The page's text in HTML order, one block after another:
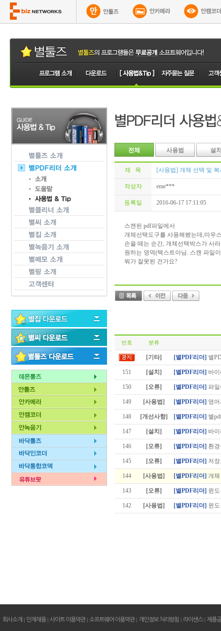
전체 사용법 설
제 목 [사용법] 개체 선택 및
작성자 eme***
등록일 2016-06-17 17:11:05
스캔된 pdf파일에서
개체선택도구를 사용해봤는데,마우
손을 떼는 순간, 개체선택박스가 사
원하는 영역(텍스트아님. 스캔 파일
뭐가 잘못된 건가요?
번호 분류
[기타] [별PDF리더] 별
151 [설치] [별PDF리더] 바
150 [오류] [별PDF리더] 파
149 [사용법] [별PDF리더] 영
148 [개선사항] [별PDF리더] 별
147 [설치] [별PDF리더] 바
146 [오류] [별PDF리더] 환
145 [오류] [별PDF리더] 저
144 [사용법] [별PDF리더] 개
143 [오류] [별PDF리더] 윈
142 [사용법] [별PDF리더] 윈
회사소개 | 인재채용| 사이트 이용약관| 소프트웨어 이용약관| 개인정보 처리방침 | 라이센스| 제품